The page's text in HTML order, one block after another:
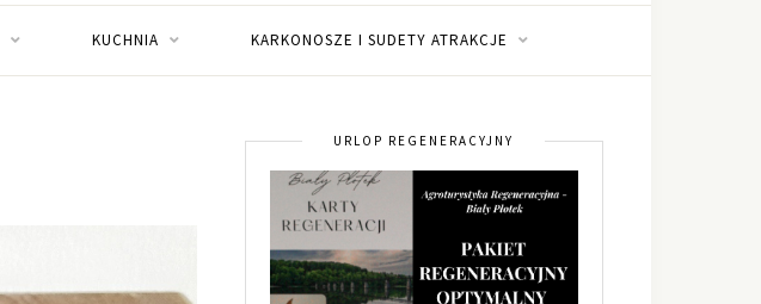
KUCHNIA KARKONOSZE I SUDETY ATRAKCJE
URLOP REGENERACYJNY